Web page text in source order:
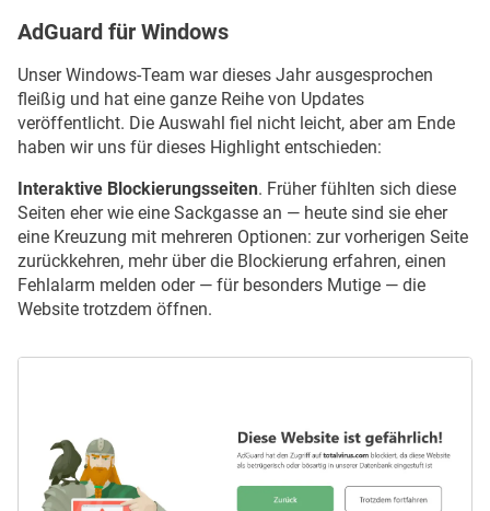
AdGuard für Windows
Unser Windows-Team war dieses Jahr ausgesprochen
fleißig und hat eine ganze Reihe von Updates
veröffentlicht. Die Auswahl fiel nicht leicht, aber am Ende
haben wir uns für dieses Highlight entschieden:
Interaktive Blockierungsseiten. Früher fühlten sich diese
Seiten eher wie eine Sackgasse an — heute sind sie eher
eine Kreuzung mit mehreren Optionen: zur vorherigen Seite
zurückkehren, mehr über die Blockierung erfahren, einen
Fehlalarm melden oder — für besonders Mutige — die
Website trotzdem öffnen.